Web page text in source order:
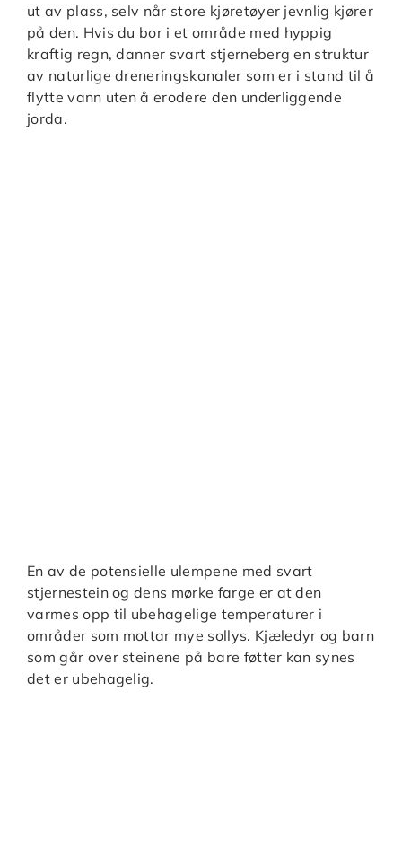
ut av plass, selv når store kjøretøyer jevnlig kjører
på den. Hvis du bor i et område med hyppig
kraftig regn, danner svart stjerneberg en struktur
av naturlige dreneringskanaler som er i stand til å
flytte vann uten å erodere den underliggende
jorda.
En av de potensielle ulempene med svart
stjernestein og dens mørke farge er at den
varmes opp til ubehagelige temperaturer i
områder som mottar mye sollys. Kjæledyr og barn
som går over steinene på bare føtter kan synes
det er ubehagelig.